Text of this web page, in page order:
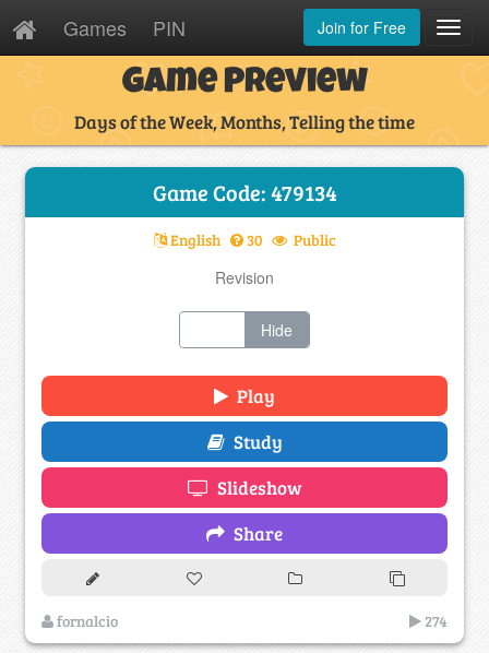
Games PIN Join for Free
Game Preview
Days of the Week, Months, Telling the time
Game Code: 479134
English 30 Public
Revision
Hide
Play
Study
Slideshow
Share
fornalcio 274